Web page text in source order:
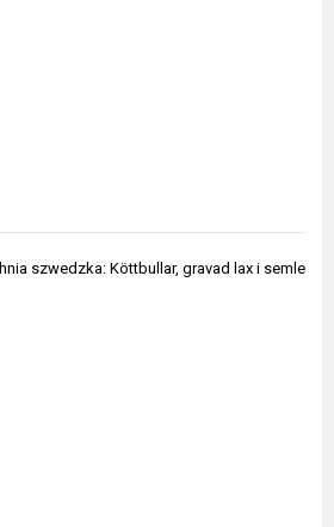
szwedzka: Köttbullar, gravad lax i semle